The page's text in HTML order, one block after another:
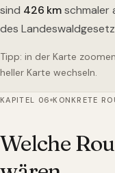
sind 426 kmschmaler
des
Tipp: in der Karte
heller Karte wechseln.
KAPITEL 06 KONKRETE
Welche